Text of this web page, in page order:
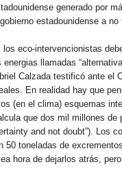
generado por
estadounidense a
eco-intervencionistas
llamadas
Calzada testificó ante el
En realidad hay que
(en el clima) esquemas
que dos mil millones
and not doubt”). Los
toneladas de
hora de dejarlos atrás,